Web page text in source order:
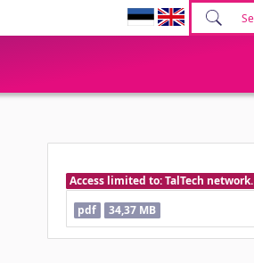
Access limited to: TalTech network.
pdf
34,37 MB